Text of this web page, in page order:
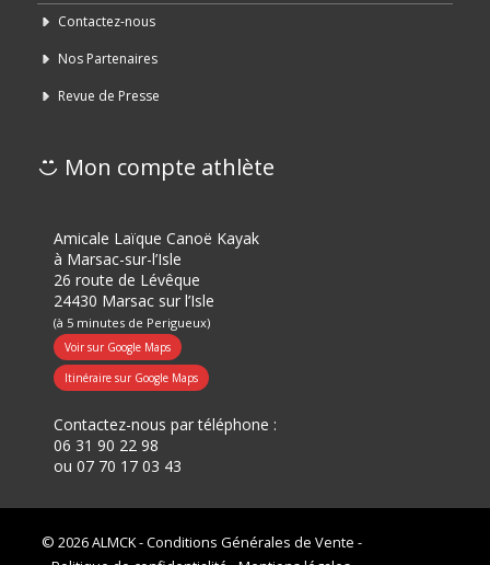
Contactez-nous
Nos Partenaires
Revue de Presse
Mon compte athlète
Amicale Laïque Canoë Kayak
à Marsac-sur-l’Isle
26 route de Lévêque
24430 Marsac sur l’Isle
(à 5 minutes de Perigueux)
Voir sur Google Maps
Itinéraire sur Google Maps
Contactez-nous par téléphone :
06 31 90 22 98
ou 07 70 17 03 43
© 2026 ALMCK -Conditions Générales de Vente -